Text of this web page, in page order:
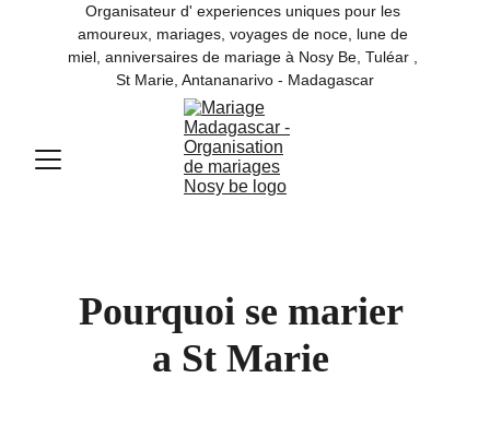
Organisateur d' experiences uniques pour les
amoureux, mariages, voyages de noce, lune de
miel, anniversaires de mariage à Nosy Be, Tuléar ,
St Marie, Antananarivo - Madagascar
Pourquoi se marier
a St Marie